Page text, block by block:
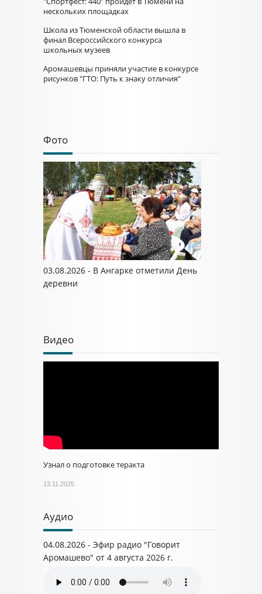
нескольких площадках
Школа из Тюменской области вышла в
финал Всероссийского конкурса
школьных музеев
Аромашевцы приняли участие в конкурсе
рисунков "ГТО: Путь к знаку отличия"
Фото
03.08.2026 - В Ангарке отметили День
деревни
Видео
Узнал о подготовке теракта
13.11.2025
Аудио
04.08.2026 - Эфир радио "Говорит
Аромашево" от 4 августа 2026 г.